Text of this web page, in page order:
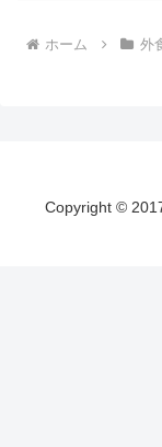
ホーム 外
Copyright ©